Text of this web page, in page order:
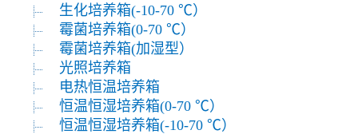
生化培养箱(-10-70 ℃）
霉菌培养箱(0-70 ℃）
霉菌培养箱(加湿型）
光照培养箱
电热恒温培养箱
恒温恒湿培养箱(0-70 ℃）
恒温恒湿培养箱(-10-70 ℃）